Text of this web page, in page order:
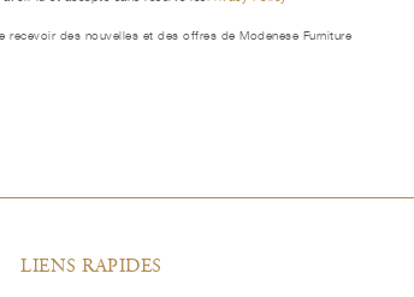
recevoir des nouvelles et des offres de Modenese Furniture
LIENS RAPIDES